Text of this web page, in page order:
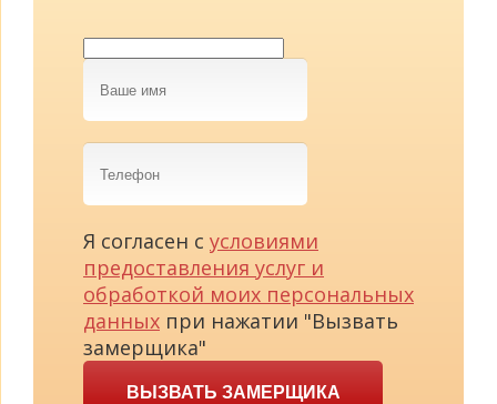
Ваше
имя
Телефон
Я согласен с условиями
предоставления услуг и
обработкой моих персональных
данных при нажатии "Вызвать
замерщика"
ВЫЗВАТЬ ЗАМЕРЩИКА